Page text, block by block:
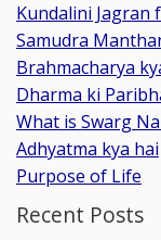
Kundalini Jagran
Samudra
Brahmacharya
Dharma ki
What is Swarg
Adhyatma kya hai
Purpose of Life
Recent Posts